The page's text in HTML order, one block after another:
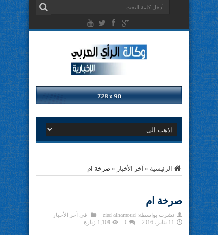
الرئيسية » آخر الأخبار » صرخة ام
صرخة ام
نشرت بواسطة: ziad alhamoud في آخر الأخبار
11 يناير، 2016
0 1,109 زيارة